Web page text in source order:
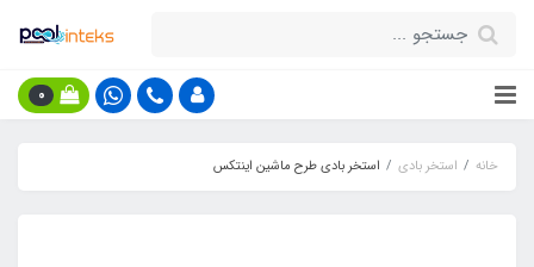
0
خانه استخر بادی استخر بادی طرح ماشین اینتکس